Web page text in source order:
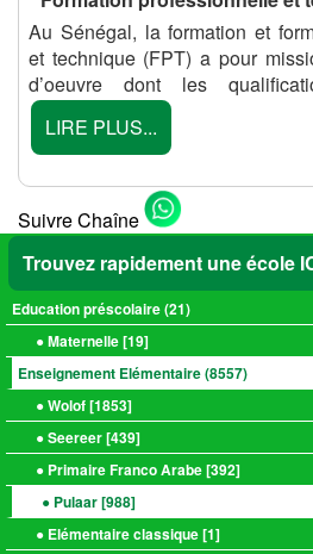
Au Sénégal, la formation et
et technique (FPT) a pour
d’oeuvre dont les
LIRE PLUS...
Suivre Chaîne
Trouvez rapidement une école
Education préscolaire (21)
● Maternelle [19]
Enseignement Elémentaire (8557)
● Wolof [1853]
● Seereer [439]
● Primaire Franco Arabe [392]
● Pulaar [988]
● Elémentaire classique [1]